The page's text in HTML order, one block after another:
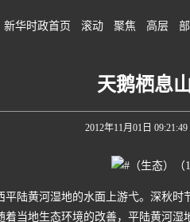
新华时政首页 滚动 聚焦 高层
天鹅栖息
2012年11月01日 09:21:49
陆黄河湿地的水面上游弋。深秋时
着当地生态环境的改善，平陆黄河